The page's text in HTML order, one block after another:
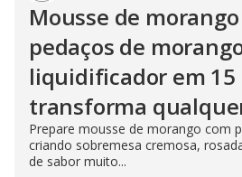
Mousse de
pedaços de
liquidificador em
transforma
Prepare mousse de morango com
criando sobremesa cremosa,
de sabor muito...